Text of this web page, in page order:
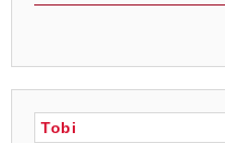
Tobi